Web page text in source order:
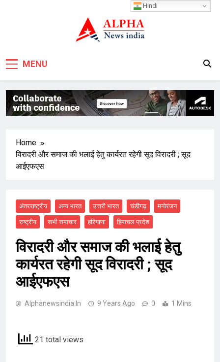
MENU
Home
विरादरी और समाज की भलाई हेतु कार्यरत रहेगी सूद विरादरी ; सूद
आईएफएस
अंतरराष्ट्रीय अन्य भारत उत्तरी भारत चंडीगढ़ मनोरंजन
राष्ट्रीय सभी समाचार हरियाणा हिमाचल प्रदेश
विरादरी और समाज की भलाई हेतु
कार्यरत रहेगी सूद विरादरी ; सूद
आईएफएस
Alphanewsindia.in 9 Years Ago 0 1 Mins
21 total views
Hindi